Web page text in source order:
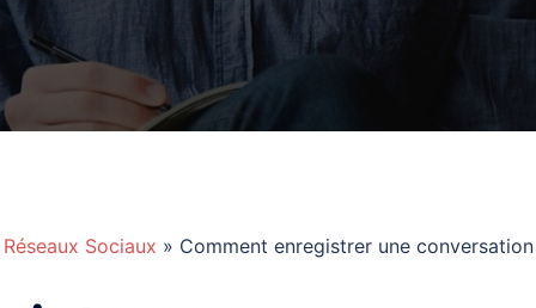
Réseaux Sociaux » Comment enregistrer une conversation